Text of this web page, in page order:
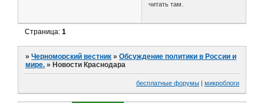
читать там.
Страница:1
»Черноморский вестник »Обсуждение политики в России и
мире. » Новости Краснодара
бесплатные форумы микроблоги